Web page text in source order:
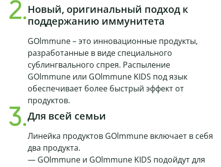
Новый, оригинальный подход к
поддержанию иммунитета
GOlmmune – это инновационные продукты,
разработанные в виде специального
сублингвального спрея. Распыление
GOlmmune или GOlmmune KIDS под язык
обеспечивает более быстрый эффект от
продуктов.
Для всей семьи
Линейка продуктов GOlmmune включает в себя
два продукта.
— GOlmmune и GOlmmune KIDS подойдут для